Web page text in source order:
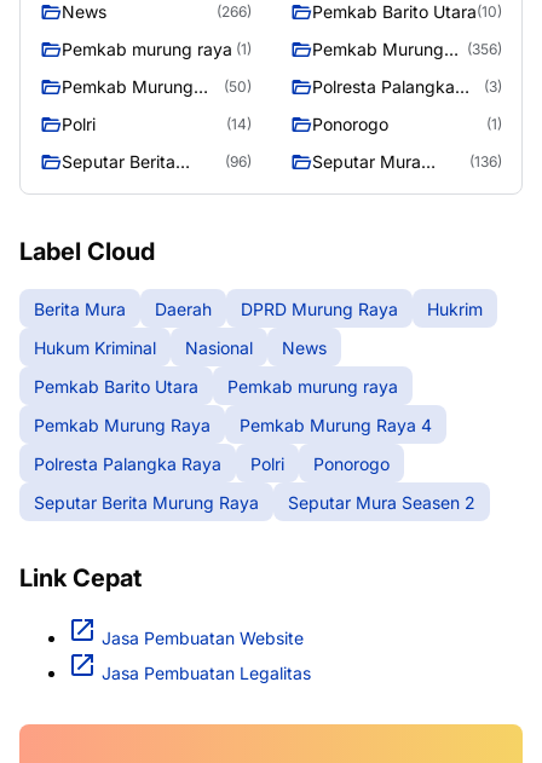
News (266) Pemkab Barito Utara(10)
Pemkab murung raya (1)
Pemkab Murung
Raya
(356)
Pemkab Murung
Raya 4
(50)
Polresta Palangka
Raya
(3)
Polri (14) Ponorogo (1)
Seputar Berita
(96)
Seputar Mura
(136)
Label Cloud
Berita Mura Daerah DPRD Murung Raya
Hukrim
Hukum Kriminal
Nasional
News
Pemkab Barito Utara
Pemkab murung raya
Pemkab Murung Raya
Pemkab Murung Raya 4
Polresta Palangka Raya
Polri
Ponorogo
Seputar Berita Murung Raya
Seputar Mura Seasen 2
Link Cepat
Jasa Pembuatan Website
Jasa Pembuatan Legalitas